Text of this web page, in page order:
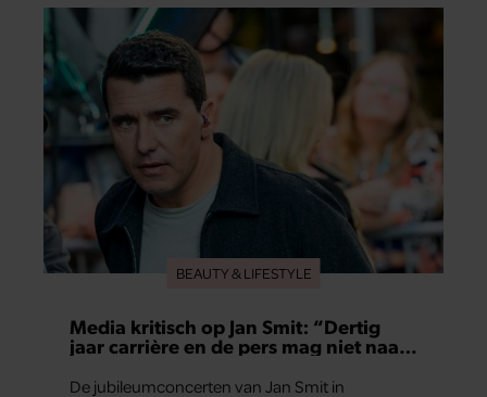
BEAUTY & LIFESTYLE
Media kritisch op Jan Smit: “Dertig
jaar carrière en de pers mag niet naar
De jubileumconcerten van Jan Smit in